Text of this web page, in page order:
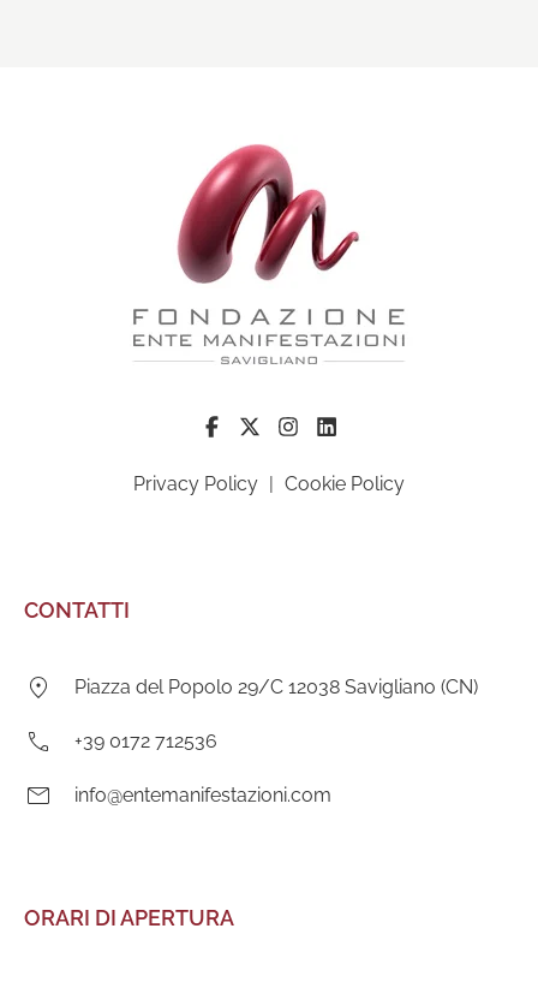
Privacy Policy Cookie Policy
CONTATTI
Indirizzo:
Piazza del Popolo 29/C 12038 Savigliano (CN)
Telefono:
+39 0172 712536
E-
info@entemanifestazioni.com
ORARI DI APERTURA